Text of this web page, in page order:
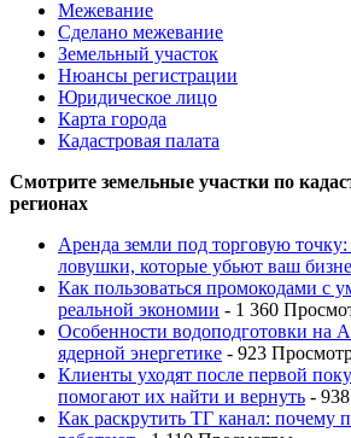
Межевание
Сделано межевание
Земельный участок
Нюансы регистрации
Юридическое лицо
Карта города
Кадастровая палата
Смотрите земельные участки по
регионах
Аренда земли под торговую
ловушки, которые убьют ваш
Как пользоваться промокодами с
реальной экономии - 1 360
Особенности водоподготовки на
ядерной энергетике - 923
Клиенты уходят после первой
помогают их найти и вернуть -
Как раскрутить ТГ канал: почему